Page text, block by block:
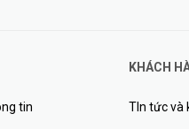
tin
KHÁCH
TIn tức và